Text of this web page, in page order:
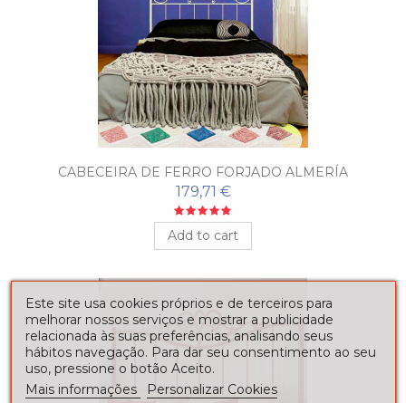
CABECEIRA DE FERRO FORJADO ALMERÍA
179,71 €
Add to cart
Este site usa cookies próprios e de terceiros para
melhorar nossos serviços e mostrar a publicidade
relacionada às suas preferências, analisando seus
hábitos navegação. Para dar seu consentimento ao seu
uso, pressione o botão Aceito.
Mais informações
Personalizar Cookies